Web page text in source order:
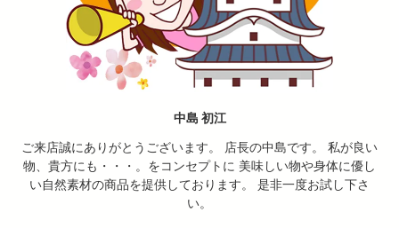
中島 初江
ご来店誠にありがとうございます。 店長の中島です。 私が良い
物、貴方にも・・・。をコンセプトに 美味しい物や身体に優し
い自然素材の商品を提供しております。 是非一度お試し下さ
い。